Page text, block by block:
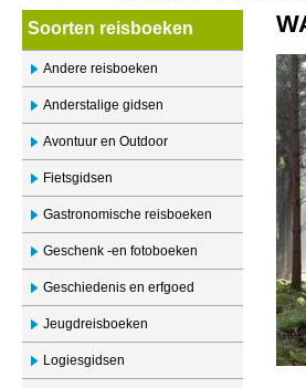
Soorten reisboeken
Andere reisboeken
Anderstalige gidsen
Avontuur en Outdoor
Fietsgidsen
Gastronomische reisboeken
Geschenk -en fotoboeken
Geschiedenis en erfgoed
Jeugdreisboeken
Logiesgidsen